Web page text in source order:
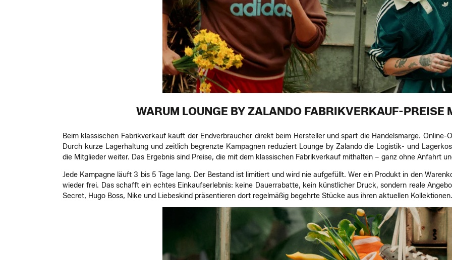
WARUM LOUNGE BY ZALANDO FABRIKVERKAUF-PREISE
Beim klassischen Fabrikverkauf kauft der Endverbraucher direkt beim Hersteller und spart die Handelsmarge.
Durch kurze Lagerhaltung und zeitlich begrenzte Kampagnen reduziert Lounge by Zalando die Logistik- und
die Mitglieder weiter. Das Ergebnis sind Preise, die mit dem klassischen Fabrikverkauf mithalten – ganz ohne Anfahrt
Jede Kampagne läuft 3 bis 5 Tage lang. Der Bestand ist limitiert und wird nie aufgefüllt. Wer ein Produkt in den
wieder frei. Das schafft ein echtes Einkaufserlebnis: keine Dauerrabatte, kein künstlicher Druck, sondern reale
Secret, Hugo Boss, Nike und Liebeskind präsentieren dort regelmäßig begehrte Stücke aus ihren aktuellen Kollektionen.